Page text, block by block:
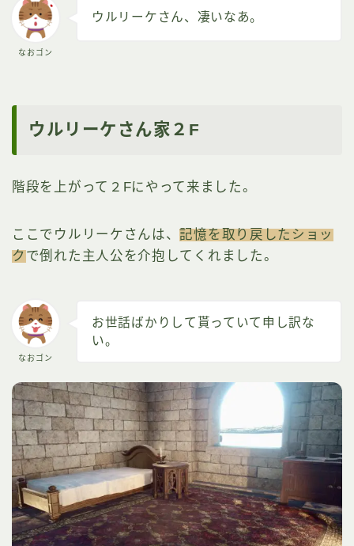
なおゴン
ウルリーケさん、凄いなあ。
ウルリーケさん家２F
階段を上がって２Fにやって来ました。
ここでウルリーケさんは、記憶を取り戻したショッ
ク で倒れた主人公を介抱してくれました。
なおゴン
お世話ばかりして貰っていて申し訳な
い。